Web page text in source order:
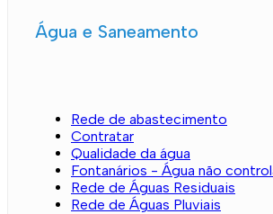
Água e Saneamento
Rede de abastecimento
Contratar
Qualidade da água
Fontanários - Água não
Rede de Águas Residuais
Rede de Águas Pluviais